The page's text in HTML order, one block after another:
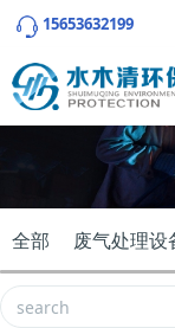
15653632199
全部 废气处理设